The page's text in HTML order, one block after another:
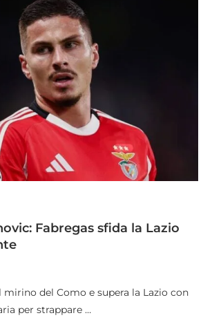
Fabregas sfida la Lazio
mirino del Como e supera la Lazio con
per strappare …